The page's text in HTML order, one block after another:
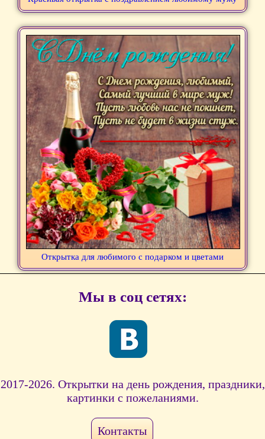
Открытка для любимого с подарком и цветами
Мы в соц сетях:
2017-2026. Открытки на день рождения, праздники,
картинки с пожеланиями.
Контакты